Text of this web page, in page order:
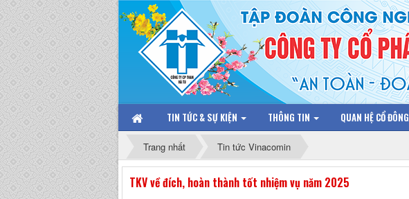
TIN TỨC & SỰ KIỆN THÔNG TIN QUAN HỆ CỔ ĐÔNG
Trang nhất Tin tức Vinacomin
TKV về đích, hoàn thành tốt nhiệm vụ năm 2025